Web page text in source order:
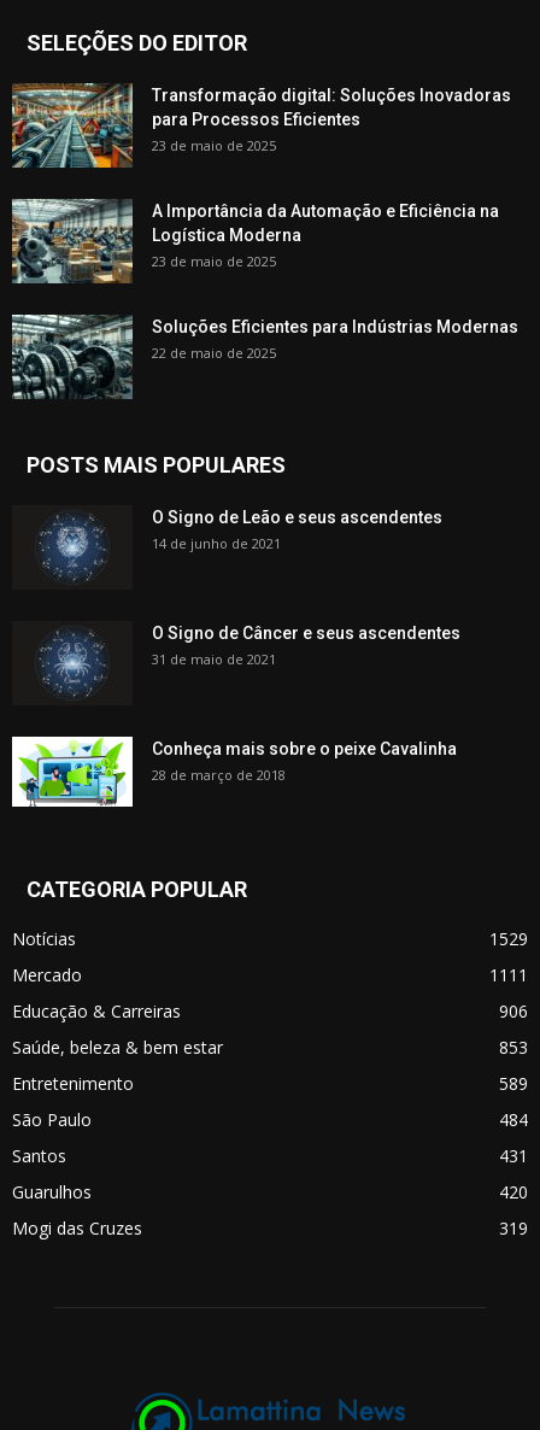
SELEÇÕES DO EDITOR
Transformação digital: Soluções Inovadoras
para Processos Eficientes
23 de maio de 2025
A Importância da Automação e Eficiência na
Logística Moderna
23 de maio de 2025
Soluções Eficientes para Indústrias Modernas
22 de maio de 2025
POSTS MAIS POPULARES
O Signo de Leão e seus ascendentes
14 de junho de 2021
O Signo de Câncer e seus ascendentes
31 de maio de 2021
Conheça mais sobre o peixe Cavalinha
28 de março de 2018
CATEGORIA POPULAR
Notícias
1529
Mercado
1111
Educação & Carreiras
906
Saúde, beleza & bem estar
853
Entretenimento
589
São Paulo
484
Santos
431
Guarulhos
420
Mogi das Cruzes
319